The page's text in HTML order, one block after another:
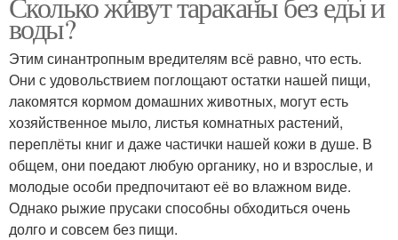
воды?
Этим синантропным вредителям всё равно, что есть.
Они с удовольствием поглощают остатки нашей пищи,
лакомятся кормом домашних животных, могут есть
хозяйственное мыло, листья комнатных растений,
переплёты книг и даже частички нашей кожи в душе. В
общем, они поедают любую органику, но и взрослые, и
молодые особи предпочитают её во влажном виде.
Однако рыжие прусаки способны обходиться очень
долго и совсем без пищи.